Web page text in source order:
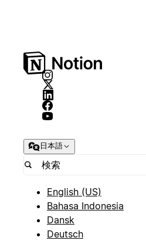
日本語
English (US)
Bahasa Indonesia
Dansk
Deutsch